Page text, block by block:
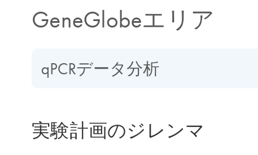
GeneGlobeエリア
qPCRデータ分析
実験計画のジレンマ